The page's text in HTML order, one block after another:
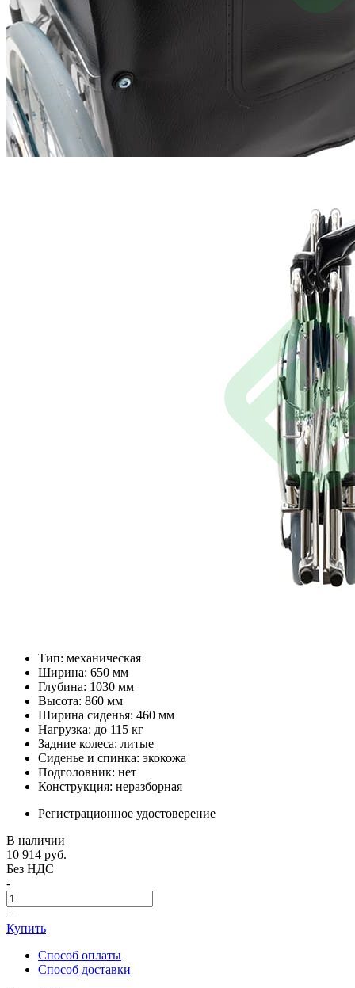
Тип: механическая
Ширина: 650 мм
Глубина: 1030 мм
Высота: 860 мм
Ширина сиденья: 460 мм
Нагрузка: до 115 кг
Задние колеса: литые
Сиденье и спинка: экокожа
Подголовник: нет
Конструкция: неразборная
Регистрационное удостоверение
В наличии
10 914 руб.
Без НДС
-
+
Купить
Способ оплаты
Способ доставки